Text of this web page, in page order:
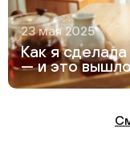
23 мая 2025
Как я
— и это